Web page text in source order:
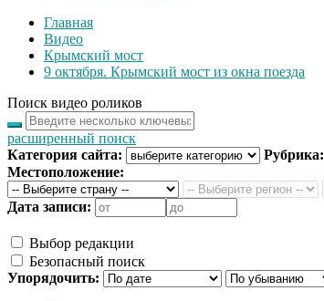
Главная
Видео
Крымский мост
9 октября. Крымский мост из окна поезда
Поиск видео роликов
расширенный поиск
Категория сайта:
Рубрика:
Местоположение:
Дата записи:
Выбор редакции
Безопасный поиск
Упорядочить: